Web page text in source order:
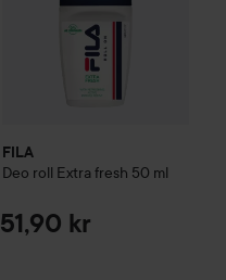
FILA
Deo roll Extra fresh 50 ml
51,90 kr